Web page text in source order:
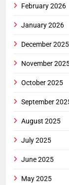
February 2026
January 2026
December 2025
November
October 2025
September
August 2025
July 2025
June 2025
May 2025